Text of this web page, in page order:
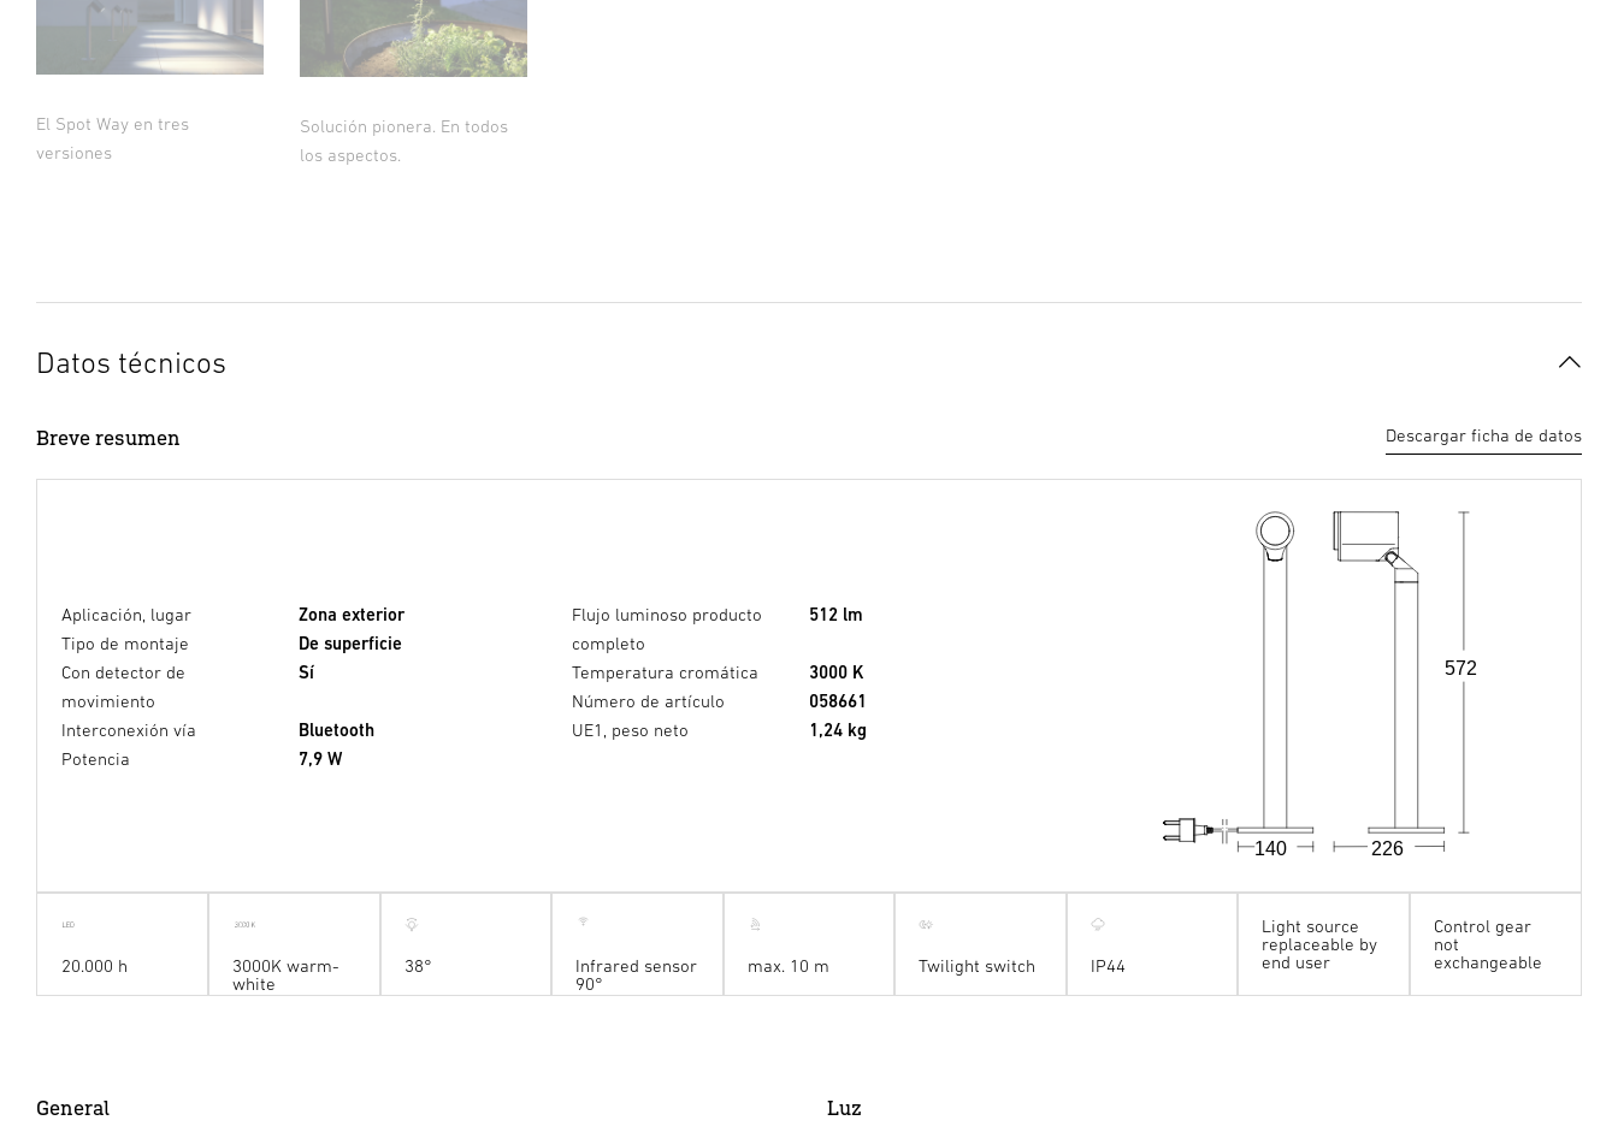
El Spot Way en tres
versiones
Solución pionera. En todos
los aspectos.
Datos técnicos
Breve resumen Descargar ficha de datos
Aplicación, lugar
Zona exterior
Tipo de montaje
De superficie
Con detector de
movimiento
Sí
Interconexión vía
Bluetooth
Potencia
7,9 W
Flujo luminoso producto
completo
512 lm
Temperatura cromática
3000 K
Número de artículo
058661
UE1, peso neto
1,24 kg
140 226
572
20.000 h
3000K warm-
white
38°
Infrared sensor
90°
max. 10 m Twilight switch IP44
Light source
replaceable by
end user
Control gear
not
exchangeable
General Luz